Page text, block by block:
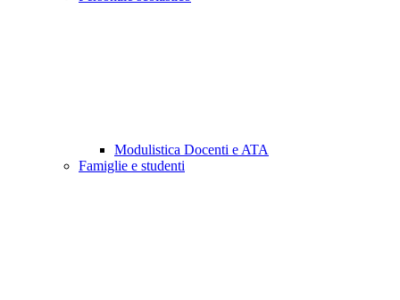
Modulistica Docenti e ATA
Famiglie e studenti